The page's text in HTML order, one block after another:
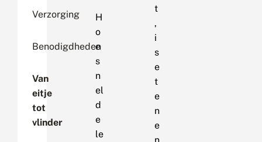
Verzorging
Benodigdheden
Van
eitje
tot
vlinder
H
o
e
s
n
el
d
e
le
t
,
i
s
e
t
e
n
e